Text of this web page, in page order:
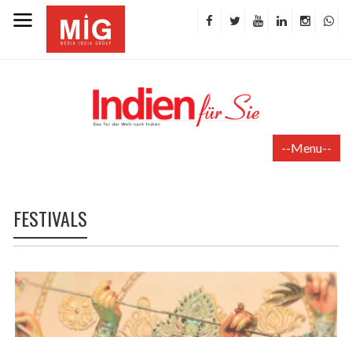
--Menu--
FESTIVALS